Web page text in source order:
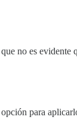
no es evidente
para